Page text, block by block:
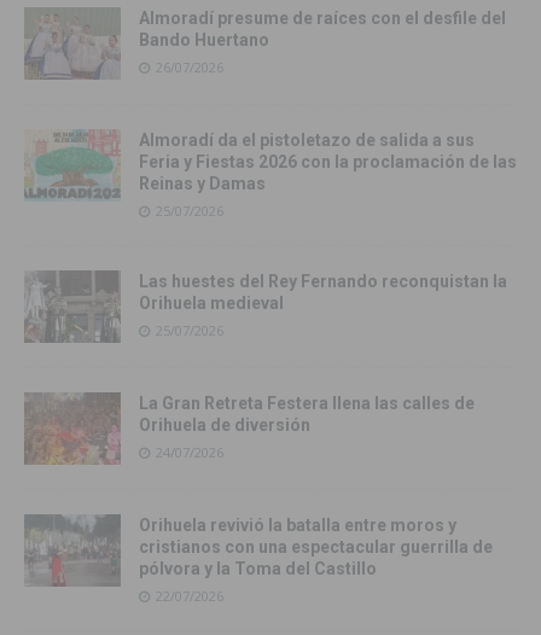
Almoradí presume de raíces con el desfile del
Bando Huertano
26/07/2026
Almoradí da el pistoletazo de salida a sus
Feria y Fiestas 2026 con la proclamación de las
Reinas y Damas
25/07/2026
Las huestes del Rey Fernando reconquistan la
Orihuela medieval
25/07/2026
La Gran Retreta Festera llena las calles de
Orihuela de diversión
24/07/2026
Orihuela revivió la batalla entre moros y
cristianos con una espectacular guerrilla de
pólvora y la Toma del Castillo
22/07/2026